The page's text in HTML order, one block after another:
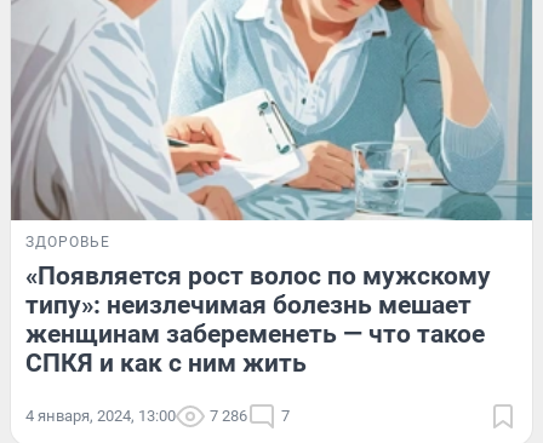
ЗДОРОВЬЕ
«Появляется рост волос по мужскому
типу»: неизлечимая болезнь мешает
женщинам забеременеть — что такое
СПКЯ и как с ним жить
4 января, 2024, 13:00 7 286 7